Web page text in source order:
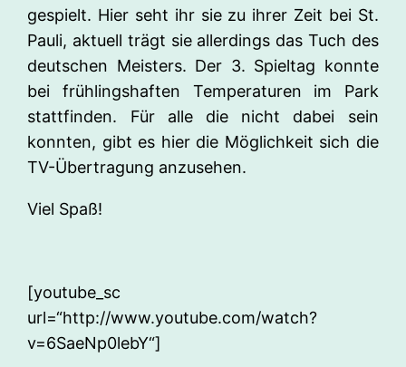
gespielt. Hier seht ihr sie zu ihrer Zeit bei St.
Pauli, aktuell trägt sie allerdings das Tuch des
deutschen Meisters. Der 3. Spieltag konnte
bei frühlingshaften Temperaturen im Park
stattfinden. Für alle die nicht dabei sein
konnten, gibt es hier die Möglichkeit sich die
TV-Übertragung anzusehen.
Viel Spaß!
[youtube_sc
url=“http://www.youtube.com/watch?
v=6SaeNp0lebY“]